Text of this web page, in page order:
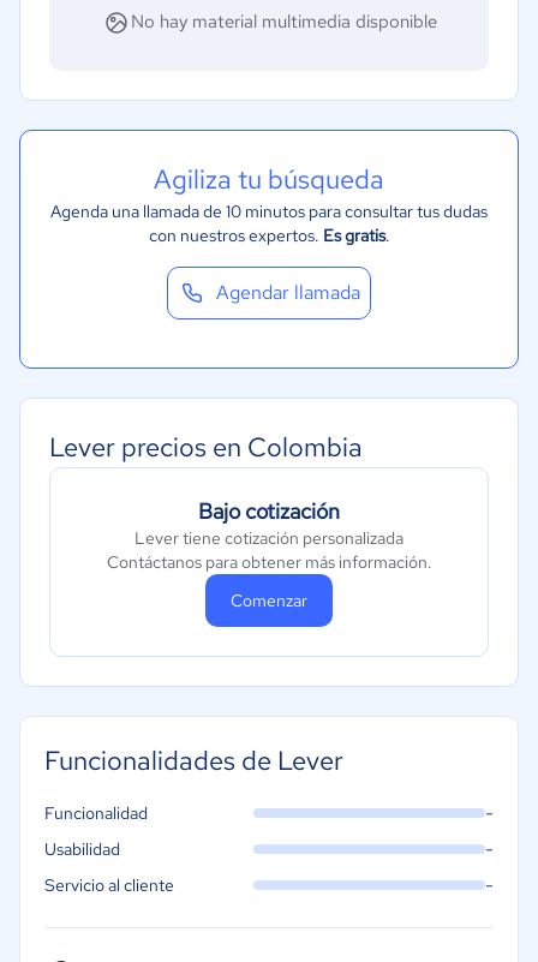
Manufactura
Automotriz
No hay material multimedia disponible
Agiliza tu búsqueda
Agenda una llamada de 10 minutos para consultar tus dudas
con nuestros expertos. Es gratis.
Agendar llamada
Lever precios en Colombia
Bajo cotización
Lever tiene cotización personalizada
Contáctanos para obtener más información.
Comenzar
Funcionalidades de Lever
Funcionalidad -
Usabilidad -
Servicio al cliente -